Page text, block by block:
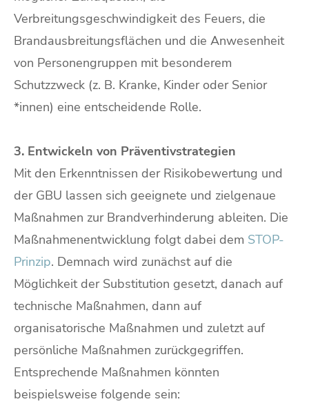
Verbreitungsgeschwindigkeit des Feuers, die
Brandausbreitungsflächen und die Anwesenheit
von Personengruppen mit besonderem
Schutzzweck (z. B. Kranke, Kinder oder Senior
*innen) eine entscheidende Rolle.
3. Entwickeln von Präventivstrategien
Mit den Erkenntnissen der Risikobewertung und
der GBU lassen sich geeignete und zielgenaue
Maßnahmen zur Brandverhinderung ableiten. Die
Maßnahmenentwicklung folgt dabei dem STOP-
Prinzip. Demnach wird zunächst auf die
Möglichkeit der Substitution gesetzt, danach auf
technische Maßnahmen, dann auf
organisatorische Maßnahmen und zuletzt auf
persönliche Maßnahmen zurückgegriffen.
Entsprechende Maßnahmen könnten
beispielsweise folgende sein: